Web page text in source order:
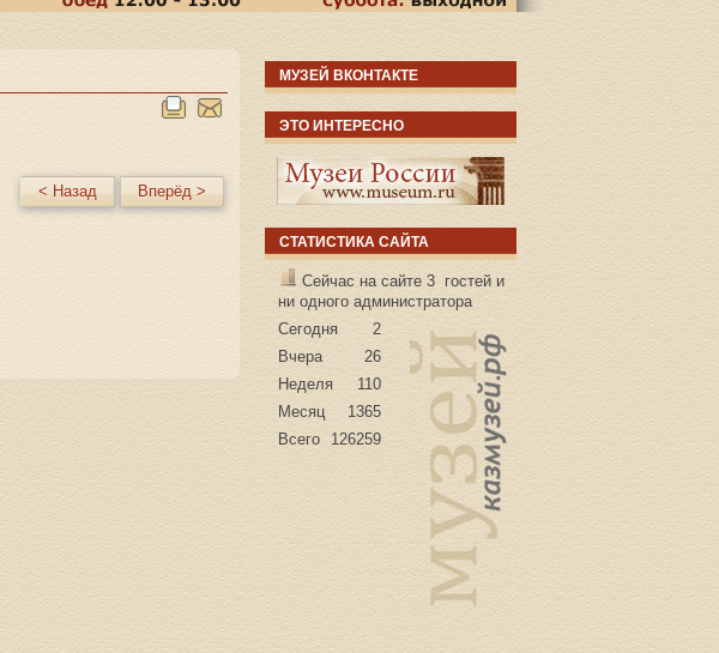
< Назад Вперёд >
МУЗЕЙ ВКОНТАКТЕ
ЭТО ИНТЕРЕСНО
СТАТИСТИКА САЙТА
Сейчас на сайте 3 гостей и
ни одного администратора
Сегодня
2
Вчера
26
Неделя
110
Месяц
1365
Всего
126259